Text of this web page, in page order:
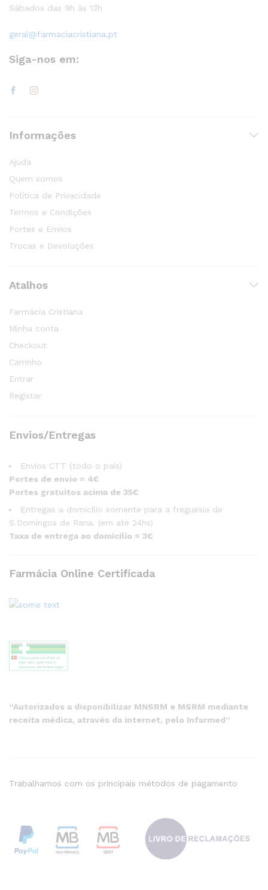
Sábados das 9h às 13h
geral@farmaciacristiana.pt
Siga-nos em:
Informações
Ajuda
Quem somos
Política de Privacidade
Termos e Condições
Portes e Envios
Trocas e Devoluções
Atalhos
Farmácia Cristiana
Minha conta
Checkout
Carrinho
Entrar
Registar
Envios/Entregas
Envios CTT (todo o país)
Portes de envio = 4€
Portes gratuitos acima de 35€
Entregas a domicílio somente para a freguesia de
S.Domingos de Rana. (em até 24hs)
Taxa de entrega ao domicílio = 3€
Farmácia Online Certificada
“Autorizados a disponibilizar MNSRM e MSRM mediante
receita médica, através da internet, pelo Infarmed”
Trabalhamos com os principais métodos de pagamento